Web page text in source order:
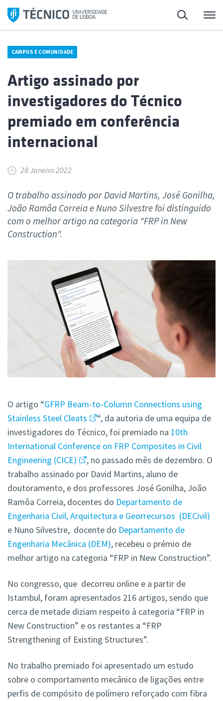
Saltar
para
Pesquisa
CAMPUS E COMUNIDADE
Artigo assinado por
investigadores do Técnico
premiado em conferência
internacional
28 Janeiro 2022
O trabalho assinado por David Martins, José Gonilha,
João Ramôa Correia e Nuno Silvestre foi distinguido
com o melhor artigo na categoria "FRP in New
Construction".
O artigo “GFRP Beam-to-Column Connections using
Stainless Steel Cleats
“, da autoria de uma equipa de
investigadores do Técnico, foi premiado na 10th
International Conference on FRP Composites in Civil
Engineering (CICE)
, no passado mês de dezembro. O
trabalho assinado por David Martins, aluno de
doutoramento, e dos professores José Gonilha, João
Ramôa Correia, docentes do Departamento de
Engenharia Civil, Arquitectura e Georrecursos (DECivil)
e Nuno Silvestre, docente do Departamento de
Engenharia Mecânica (DEM), recebeu o prémio de
melhor artigo na categoria “FRP in New Construction”.
No congresso, que decorreu online e a partir de
Istambul, foram apresentados 216 artigos, sendo que
cerca de metade diziam respeito à categoria “FRP in
New Construction” e os restantes a “FRP
Strengthening of Existing Structures”.
No trabalho premiado foi apresentado um estudo
sobre o comportamento mecânico de ligações entre
perfis de compósito de polímero reforçado com fibra